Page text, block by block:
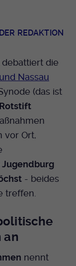
REDAKTION
die
Nassau
(das ist
vor Ort,
Jugendburg
­­- beides
treffen.
an
nennt
und die Seite
im TYPO3
und die Seite